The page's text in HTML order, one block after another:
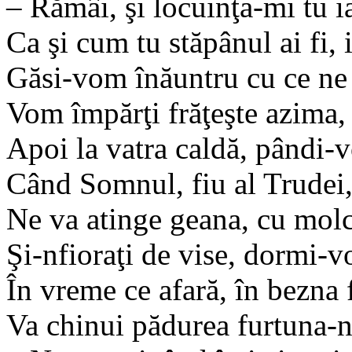
Ca şi cum tu stăpânul ai fi,
Găsi-vom înăuntru cu ce
Vom împărţi frăţeşte
Apoi la vatra caldă, pândi-
Când Somnul, fiu al
Ne va atinge geana, cu
Şi-nfioraţi de vise, dormi-
În vreme ce afară, în bezna
Va chinui pădurea furtuna-